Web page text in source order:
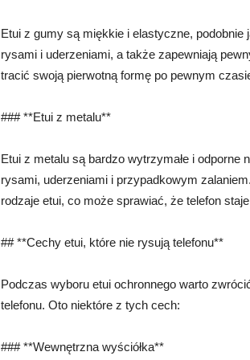
Etui z gumy są miękkie i elastyczne, podobnie
rysami i uderzeniami, a także zapewniają
tracić swoją pierwotną formę po pewnym
### **Etui z metalu**
Etui z metalu są bardzo wytrzymałe i
rysami, uderzeniami i przypadkowym
rodzaje etui, co może sprawiać, że telefon
## **Cechy etui, które nie rysują telefonu**
Podczas wyboru etui ochronnego warto
telefonu. Oto niektóre z tych cech:
### **Wewnętrzna wyściółka**